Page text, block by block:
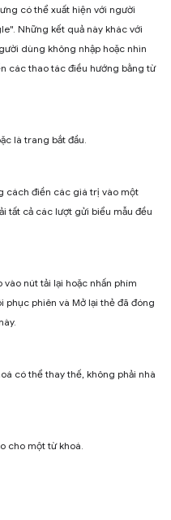
có thể xuất hiện với người
Những kết quả này khác với
dùng không nhập hoặc nhìn
các thao tác điều hướng bằng từ
là trang bắt đầu.
cách điền các giá trị vào một
tất cả các lượt gửi biểu mẫu đều
nút tải lại hoặc nhấn phím
phục phiên và Mở lại thẻ đã đóng
có thể thay thế, không phải nhà
cho một từ khoá.